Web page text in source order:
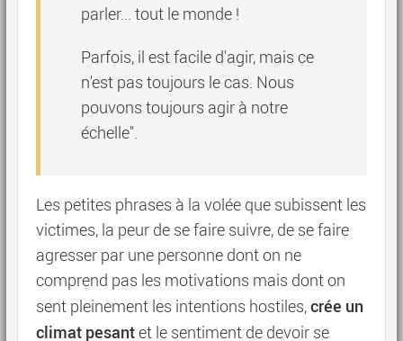
parler... tout le monde !
Parfois, il est facile d'agir, mais ce
n'est pas toujours le cas. Nous
pouvons toujours agir à notre
échelle".
Les petites phrases à la volée que subissent les
victimes, la peur de se faire suivre, de se faire
agresser par une personne dont on ne
comprend pas les motivations mais dont on
sent pleinement les intentions hostiles,crée un
climat pesantet le sentiment de devoir se